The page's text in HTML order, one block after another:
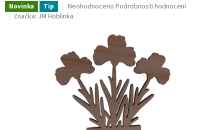
Novinka Tip
Průměrné
hodnocení
z
hvězdiček.
Neohodnoceno Podrobnosti hodnocení
Značka: JM Hoblinka